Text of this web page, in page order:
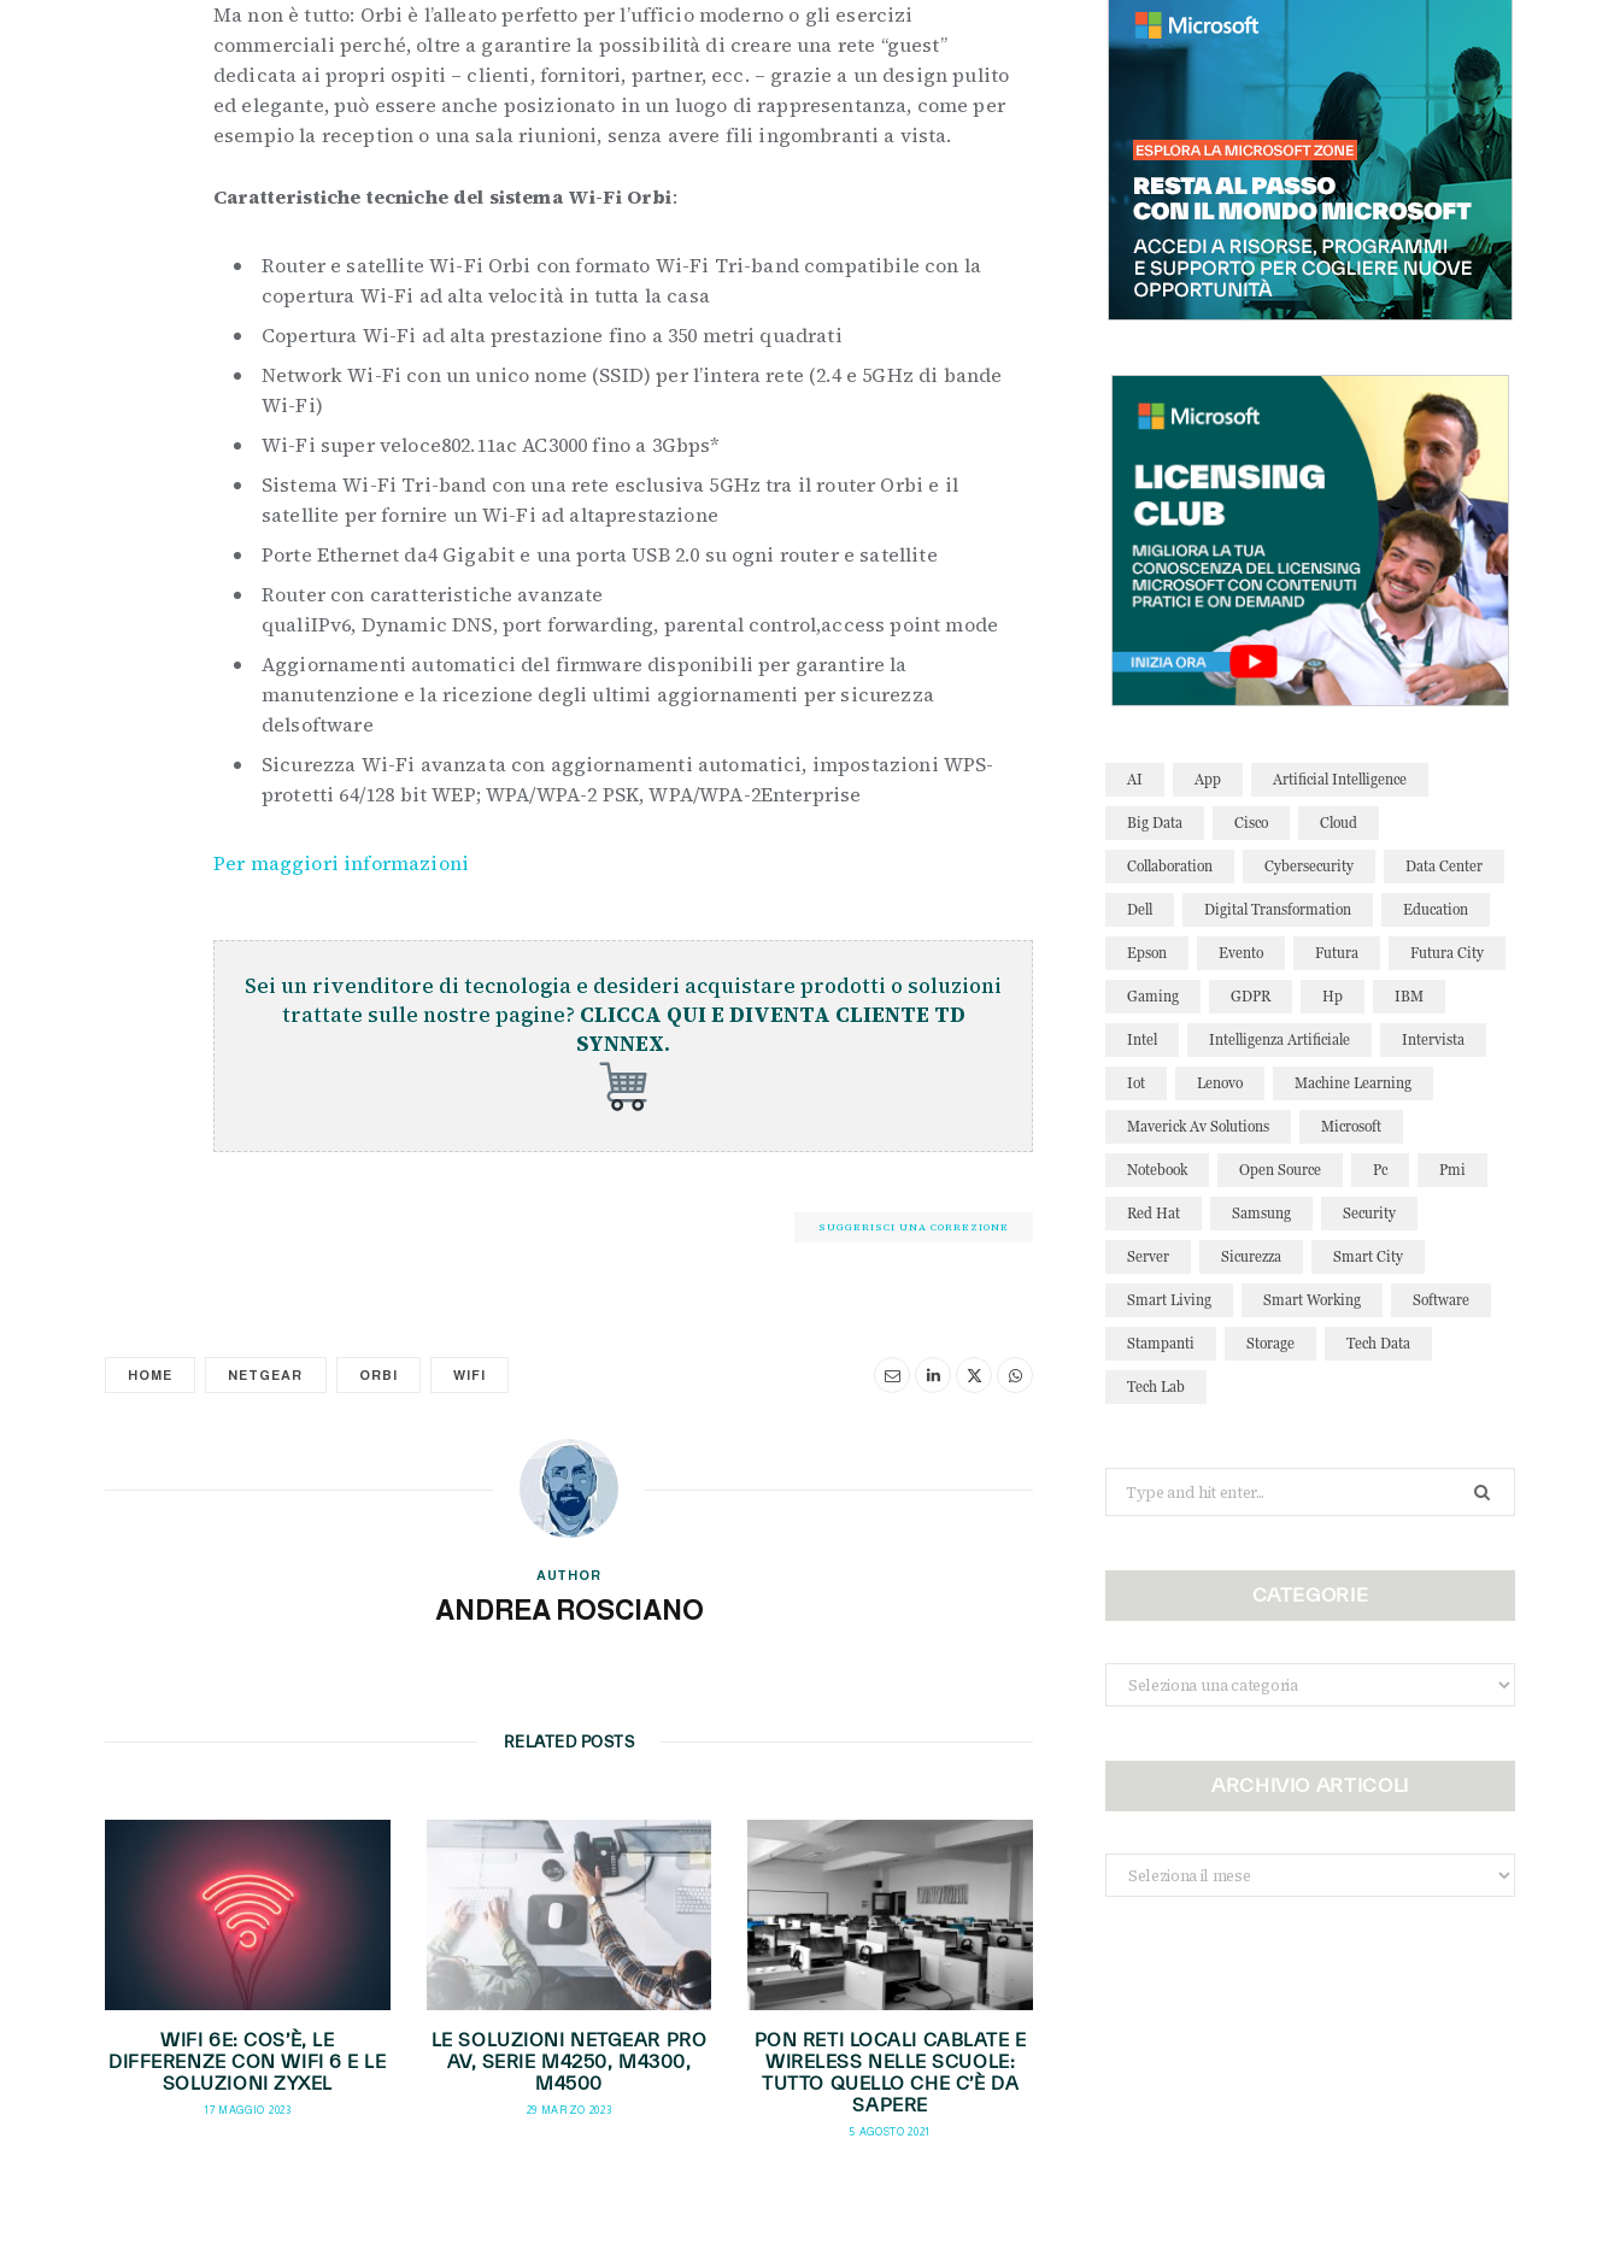
Ma non è tutto: Orbi è l’alleato perfetto per l’ufficio moderno o gli esercizi
commerciali perché, oltre a garantire la possibilità di creare una rete “guest”
dedicata ai propri ospiti – clienti, fornitori, partner, ecc. – grazie a un design pulito
ed elegante, può essere anche posizionato in un luogo di rappresentanza, come per
esempio la reception o una sala riunioni, senza avere fili ingombranti a vista.
Caratteristiche tecniche del sistema Wi-Fi Orbi:
Router e satellite Wi-Fi Orbi con formato Wi-Fi Tri-band compatibile con la
copertura Wi-Fi ad alta velocità in tutta la casa
Copertura Wi-Fi ad alta prestazione fino a 350 metri quadrati
Network Wi-Fi con un unico nome (SSID) per l’intera rete (2.4 e 5GHz di bande
Wi-Fi)
Wi-Fi super veloce802.11ac AC3000 fino a 3Gbps*
Sistema Wi-Fi Tri-band con una rete esclusiva 5GHz tra il router Orbi e il
satellite per fornire un Wi-Fi ad altaprestazione
Porte Ethernet da4 Gigabit e una porta USB 2.0 su ogni router e satellite
Router con caratteristiche avanzate
qualiIPv6, Dynamic DNS, port forwarding, parental control,access point mode
Aggiornamenti automatici del firmware disponibili per garantire la
manutenzione e la ricezione degli ultimi aggiornamenti per sicurezza
delsoftware
Sicurezza Wi-Fi avanzata con aggiornamenti automatici, impostazioni WPS-
protetti 64/128 bit WEP; WPA/WPA-2 PSK, WPA/WPA-2Enterprise
Per maggiori informazioni
Sei un rivenditore di tecnologia e desideri acquistare prodotti o soluzioni
trattate sulle nostre pagine? CLICCA QUI E DIVENTA CLIENTE TD
SYNNEX.
SUGGERISCI UNA CORREZIONE
HOME NETGEAR ORBI WIFI
AUTHOR
ANDREA ROSCIANO
RELATED POSTS
WIFI 6E: COS’È, LE
DIFFERENZE CON WIFI 6 E LE
SOLUZIONI ZYXEL
17 MAGGIO 2023
LE SOLUZIONI NETGEAR PRO
AV, SERIE M4250, M4300,
M4500
29 MARZO 2023
PON RETI LOCALI CABLATE E
WIRELESS NELLE SCUOLE:
TUTTO QUELLO CHE C’È DA
SAPERE
5 AGOSTO 2021
AI App Artificial Intelligence
Big Data Cisco Cloud
Collaboration Cybersecurity Data Center
Dell Digital Transformation Education
Epson Evento Futura Futura City
Gaming GDPR Hp IBM
Intel Intelligenza Artificiale Intervista
Iot Lenovo Machine Learning
Maverick Av Solutions Microsoft
Notebook Open Source Pc Pmi
Red Hat Samsung Security
Server Sicurezza Smart City
Smart Living Smart Working Software
Stampanti Storage Tech Data
Tech Lab
for:
CATEGORIE
Categorie
ARCHIVIO ARTICOLI
Archivio
Articoli